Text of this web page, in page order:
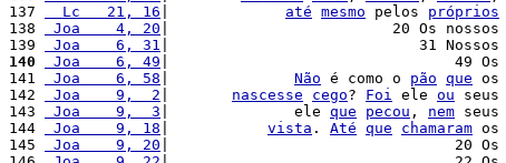
137
  Lc   21, 16
até mesmo pelos próprios
138
Joa    4, 20 |                         20 Os nossos
139
Joa    6, 31 |                            31 Nossos
140
Joa    6, 49 |                                49 Os
141
Joa    6, 58 Não é como o pão que os
142
Joa    9,  2 nascesse cego? Foi ele ou seus
143
Joa    9,  3 |              ele que pecou , nem seus
144
Joa    9, 18 vista . Até que chamaram os
145
Joa    9, 20 |                                20 Os